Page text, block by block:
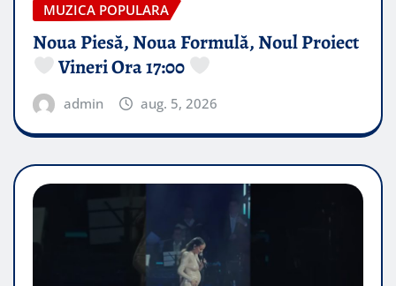
MUZICA POPULARA
Noua Piesă, Noua Formulă, Noul Proiect
Vineri Ora 17:00
admin aug. 5, 2026